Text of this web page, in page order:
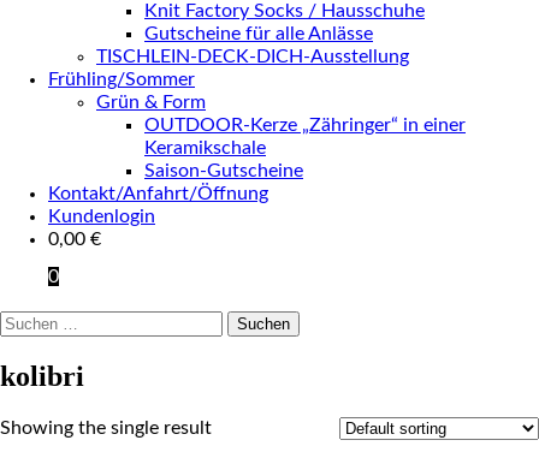
Knit Factory Socks / Hausschuhe
Gutscheine für alle Anlässe
TISCHLEIN-DECK-DICH-Ausstellung
Frühling/Sommer
Grün & Form
OUTDOOR-Kerze „Zähringer“ in einer
Keramikschale
Saison-Gutscheine
Kontakt/Anfahrt/Öffnung
Kundenlogin
0,00 €
0
Suchen
kolibri
Showing the single result